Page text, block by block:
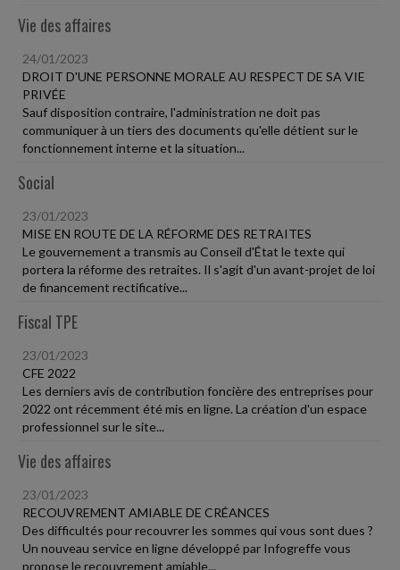
Vie des affaires
24/01/2023
DROIT D'UNE PERSONNE MORALE AU RESPECT DE SA VIE
PRIVÉE
Sauf disposition contraire, l'administration ne doit pas
communiquer à un tiers des documents qu'elle détient sur le
fonctionnement interne et la situation...
Social
23/01/2023
MISE EN ROUTE DE LA RÉFORME DES RETRAITES
Le gouvernement a transmis au Conseil d'État le texte qui
portera la réforme des retraites. Il s'agit d'un avant-projet de loi
de financement rectificative...
Fiscal TPE
23/01/2023
CFE 2022
Les derniers avis de contribution foncière des entreprises pour
2022 ont récemment été mis en ligne. La création d'un espace
professionnel sur le site...
Vie des affaires
23/01/2023
RECOUVREMENT AMIABLE DE CRÉANCES
Des difficultés pour recouvrer les sommes qui vous sont dues ?
Un nouveau service en ligne développé par Infogreffe vous
propose le recouvrement amiable...